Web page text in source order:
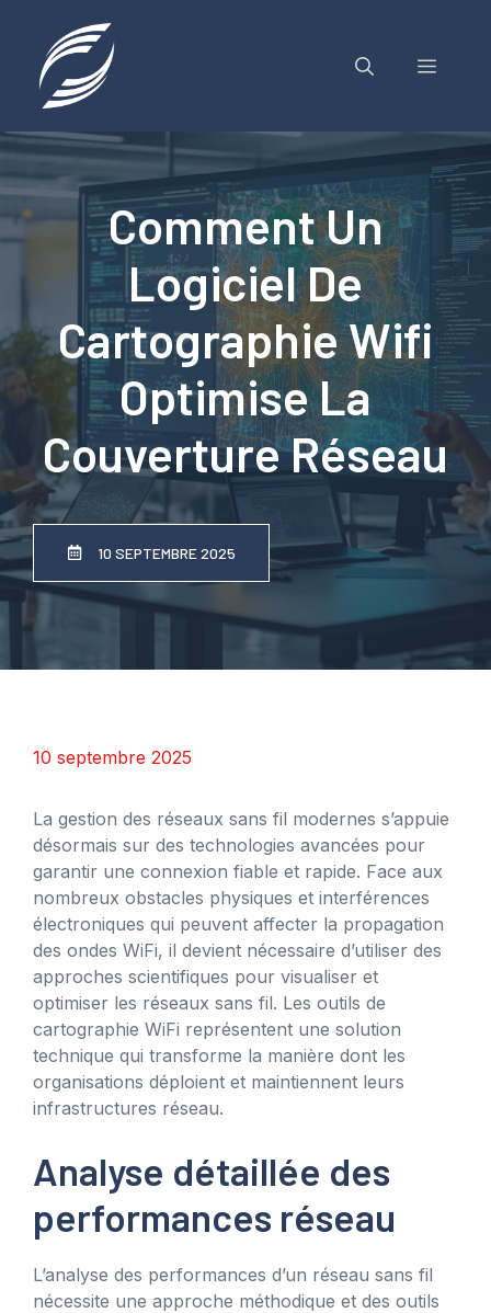
contenu
MENU
Comment Un
Logiciel De
Cartographie Wifi
Optimise La
Couverture Réseau
10 SEPTEMBRE 2025
10 septembre 2025
La gestion des réseaux sans fil modernes s’appuie
désormais sur des technologies avancées pour
garantir une connexion fiable et rapide. Face aux
nombreux obstacles physiques et interférences
électroniques qui peuvent affecter la propagation
des ondes WiFi, il devient nécessaire d’utiliser des
approches scientifiques pour visualiser et
optimiser les réseaux sans fil. Les outils de
cartographie WiFi représentent une solution
technique qui transforme la manière dont les
organisations déploient et maintiennent leurs
infrastructures réseau.
Analyse détaillée des
performances réseau
L’analyse des performances d’un réseau sans fil
nécessite une approche méthodique et des outils